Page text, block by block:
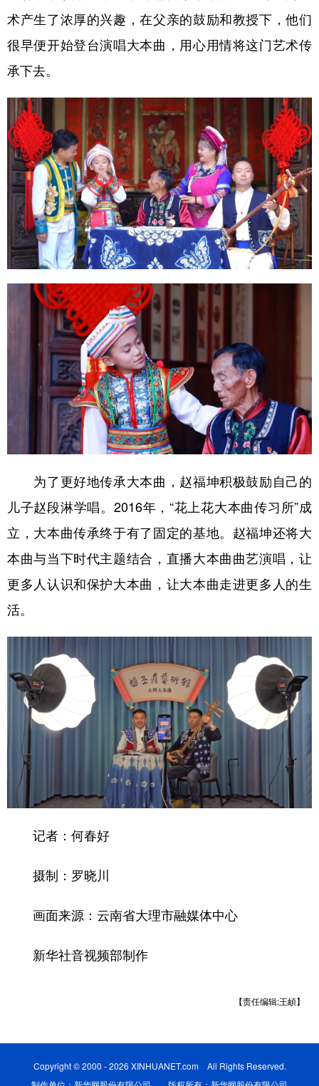
术产生了浓厚的兴趣，在父亲的鼓励和教授下，他们
很早便开始登台演唱大本曲，用心用情将这门艺术传
承下去。
为了更好地传承大本曲，赵福坤积极鼓励自己的
儿子赵段淋学唱。2016年，“花上花大本曲传习所”成
立，大本曲传承终于有了固定的基地。赵福坤还将大
本曲与当下时代主题结合，直播大本曲曲艺演唱，让
更多人认识和保护大本曲，让大本曲走进更多人的生
活。
记者：何春好
摄制：罗晓川
画面来源：云南省大理市融媒体中心
新华社音视频部制作
【责任编辑:王頔】
Copyright © 2000 - 2026 XINHUANET.com All Rights Reserved.